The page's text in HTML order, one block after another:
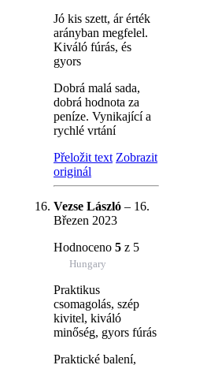
Jó kis szett, ár érték
arányban megfelel.
Kiváló fúrás, és
gyors
Dobrá malá sada,
dobrá hodnota za
peníze. Vynikající a
rychlé vrtání
Přeložit text Zobrazit
originál
Vezse László – 16.
Březen 2023
Hodnoceno 5 z 5
Hungary
Praktikus
csomagolás, szép
kivitel, kiváló
minőség, gyors fúrás
Praktické balení,